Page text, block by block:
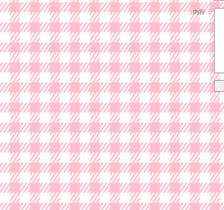
内容 ：